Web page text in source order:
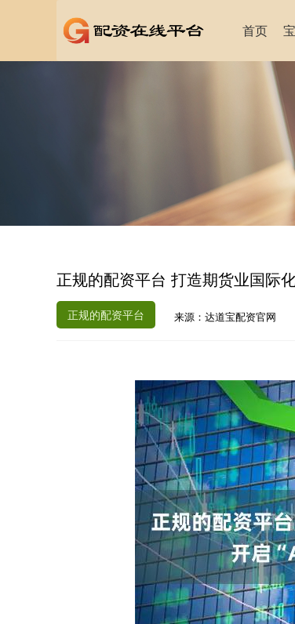
首页
正规的配资平台 打造期货业国际
正规的配资平台 来源：达道宝配资官网